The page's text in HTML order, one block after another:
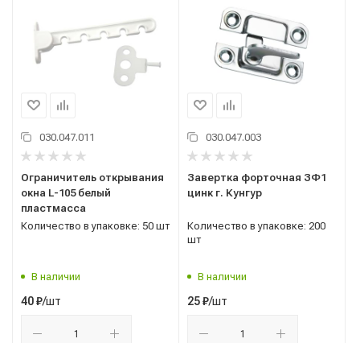
030.047.011
Ограничитель открывания
окна L-105 белый
пластмасса
Количество в упаковке: 50 шт
В наличии
40₽/шт
030.047.003
Завертка форточная ЗФ1
цинк г. Кунгур
Количество в упаковке: 200
шт
В наличии
25₽/шт